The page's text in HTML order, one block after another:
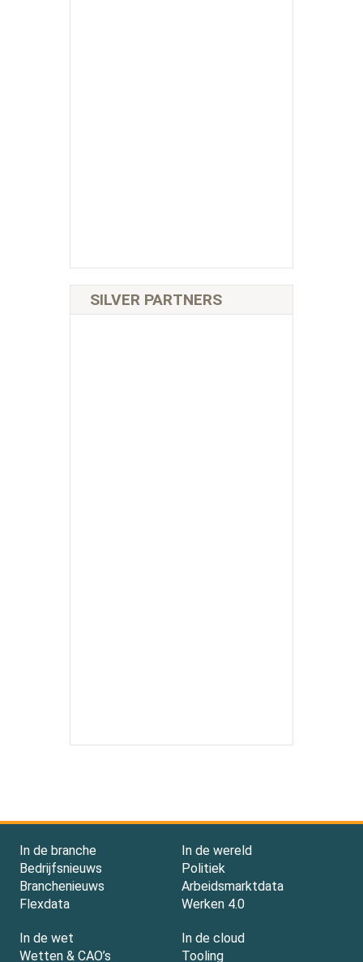
SILVER PARTNERS
In de branche
Bedrijfsnieuws
Branchenieuws
Flexdata
In de wereld
Politiek
Arbeidsmarktdata
Werken 4.0
In de wet
Wetten & CAO’s
In de cloud
Tooling